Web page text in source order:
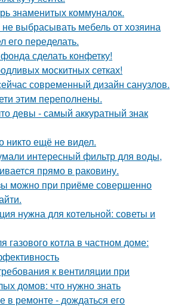
знаменитых коммуналок.
выбрасывать мебель от хозяина
его переделать.
сделать конфетку!
москитных сетках!
современный дизайн санузлов.
этим переполнены.
девы - самый аккуратный знак
никто ещё не видел.
интересный фильтр для воды,
прямо в раковину.
можно при приёме совершенно
нужна для котельной: советы и
газового котла в частном доме:
к вентиляции при
домов: что нужно знать
в ремонте - дождаться его